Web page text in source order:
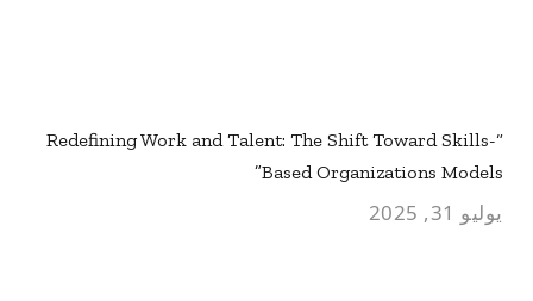
“Redefining Work and Talent: The Shift Toward Skills-
Based Organizations Models”
يوليو 31, 2025